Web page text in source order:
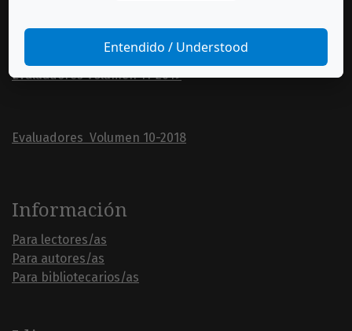
Evaluadores Volumen 11-2019
Evaluadores Volumen 10-2018
Información
Para lectores/as
Para autores/as
Para bibliotecarios/as
Entendido / Understood